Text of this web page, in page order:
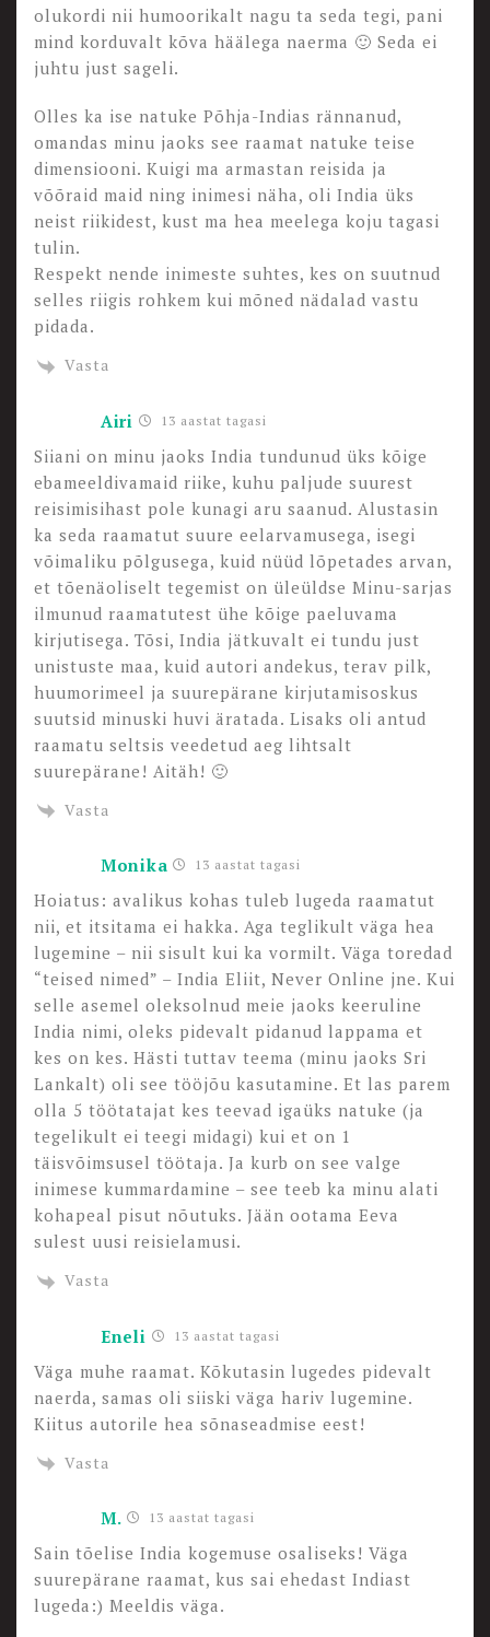
olukordi nii humoorikalt nagu ta seda tegi, pani
mind korduvalt kõva häälega naerma 🙂 Seda ei
juhtu just sageli.
Olles ka ise natuke Põhja-Indias rännanud,
omandas minu jaoks see raamat natuke teise
dimensiooni. Kuigi ma armastan reisida ja
võõraid maid ning inimesi näha, oli India üks
neist riikidest, kust ma hea meelega koju tagasi
tulin.
Respekt nende inimeste suhtes, kes on suutnud
selles riigis rohkem kui mõned nädalad vastu
pidada.
Vasta
Airi 13 aastat tagasi
Siiani on minu jaoks India tundunud üks kõige
ebameeldivamaid riike, kuhu paljude suurest
reisimisihast pole kunagi aru saanud. Alustasin
ka seda raamatut suure eelarvamusega, isegi
võimaliku põlgusega, kuid nüüd lõpetades arvan,
et tõenäoliselt tegemist on üleüldse Minu-sarjas
ilmunud raamatutest ühe kõige paeluvama
kirjutisega. Tõsi, India jätkuvalt ei tundu just
unistuste maa, kuid autori andekus, terav pilk,
huumorimeel ja suurepärane kirjutamisoskus
suutsid minuski huvi äratada. Lisaks oli antud
raamatu seltsis veedetud aeg lihtsalt
suurepärane! Aitäh! 🙂
Vasta
Monika 13 aastat tagasi
Hoiatus: avalikus kohas tuleb lugeda raamatut
nii, et itsitama ei hakka. Aga teglikult väga hea
lugemine – nii sisult kui ka vormilt. Väga toredad
“teised nimed” – India Eliit, Never Online jne. Kui
selle asemel oleksolnud meie jaoks keeruline
India nimi, oleks pidevalt pidanud lappama et
kes on kes. Hästi tuttav teema (minu jaoks Sri
Lankalt) oli see tööjõu kasutamine. Et las parem
olla 5 töötatajat kes teevad igaüks natuke (ja
tegelikult ei teegi midagi) kui et on 1
täisvõimsusel töötaja. Ja kurb on see valge
inimese kummardamine – see teeb ka minu alati
kohapeal pisut nõutuks. Jään ootama Eeva
sulest uusi reisielamusi.
Vasta
Eneli 13 aastat tagasi
Väga muhe raamat. Kõkutasin lugedes pidevalt
naerda, samas oli siiski väga hariv lugemine.
Kiitus autorile hea sõnaseadmise eest!
Vasta
M. 13 aastat tagasi
Sain tõelise India kogemuse osaliseks! Väga
suurepärane raamat, kus sai ehedast Indiast
lugeda:) Meeldis väga.